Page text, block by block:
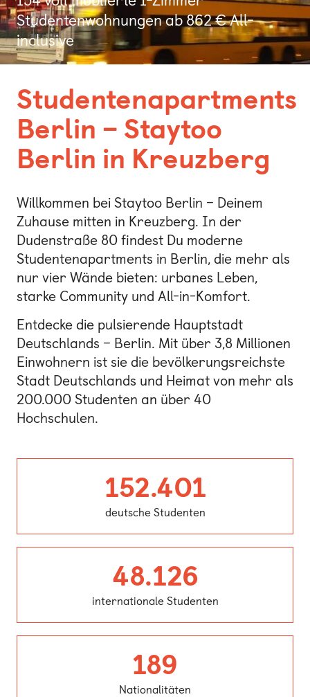
Bonn
Kaiserslautern
München
Nürnberg
Studentenwohnungen ab 862 € All-
inclusive
Studentenapartments
Berlin – Staytoo
Berlin in Kreuzberg
Willkommen bei Staytoo Berlin – Deinem
Zuhause mitten in Kreuzberg. In der
Dudenstraße 80 findest Du moderne
Studentenapartments in Berlin, die mehr als
nur vier Wände bieten: urbanes Leben,
starke Community und All-in-Komfort.
Entdecke die pulsierende Hauptstadt
Deutschlands – Berlin. Mit über 3,8 Millionen
Einwohnern ist sie die bevölkerungsreichste
Stadt Deutschlands und Heimat von mehr als
200.000 Studenten an über 40
Hochschulen.
152.401
deutsche Studenten
48.126
internationale Studenten
189
Nationalitäten